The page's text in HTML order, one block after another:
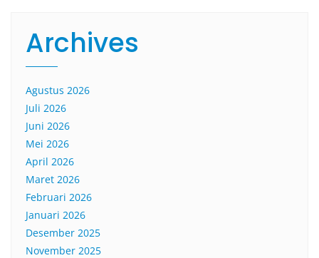
Archives
Agustus 2026
Juli 2026
Juni 2026
Mei 2026
April 2026
Maret 2026
Februari 2026
Januari 2026
Desember 2025
November 2025